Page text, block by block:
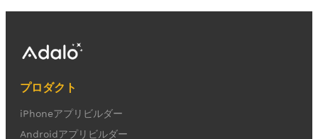
プロダクト
iPhoneアプリビルダー
Androidアプリビルダー